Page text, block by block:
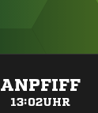
ANPFIFF
13:02UHR